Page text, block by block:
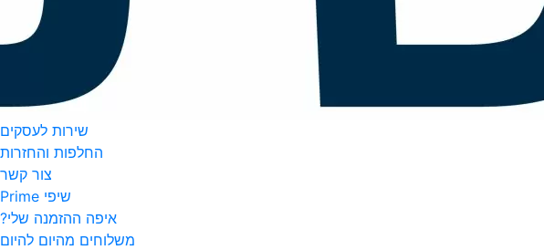
שירות לעסקים
החלפות והחזרות
צור קשר
שיפי Prime
איפה ההזמנה שלי?
משלוחים מהיום להיום